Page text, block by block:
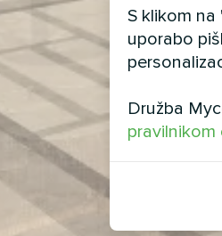
S klikom
uporabo
Družba